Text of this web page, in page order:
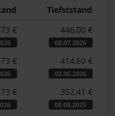
Tiefststand
€ 446,00 €
08.07.2026
€ 414,60 €
02.06.2026
€ 352,41 €
08.08.2025